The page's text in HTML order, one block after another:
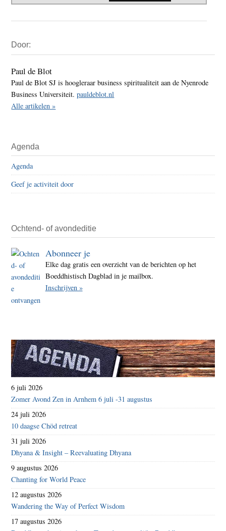
Sidebar
Door:
Paul de Blot
Paul de Blot SJ is hoogleraar business spiritualiteit aan de Nyenrode
Business Universiteit.pauldeblot.nl
Alle artikelen »
Agenda
Agenda
Geef je activiteit door
Ochtend- of avondeditie
Abonneer je
Elke dag gratis een overzicht van de berichten op het
Boeddhistisch Dagblad in je mailbox.
Inschrijven »
6 juli 2026
Zomer Avond Zen in Arnhem 6 juli -31 augustus
24 juli 2026
10 daagse Chöd retreat
31 juli 2026
Dhyana & Insight – Reevaluating Dhyana
9 augustus 2026
Chanting for World Peace
12 augustus 2026
Wandering the Way of Perfect Wisdom
17 augustus 2026